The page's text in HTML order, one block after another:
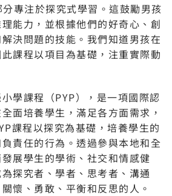
專注於探究式學習。這鼓勵男孩
能力，並根據他們的好奇心、創
決問題的技能。我們知道男孩在
課程以項目為基礎，注重實際動
學課程（PYP），是一項國際認
面培養學生，滿足各方面需求，
課程以探究為基礎，培養學生的
責任的行為。透過參與本地和全
展學生的學術、社交和情感健
探究者、學者、思考者、溝通
懷、勇敢、平衡和反思的人。